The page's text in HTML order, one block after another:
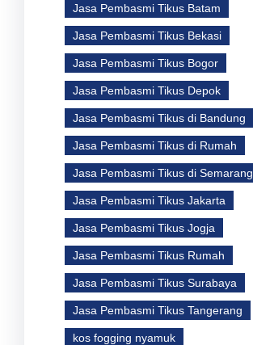
Jasa Pembasmi Tikus Batam
Jasa Pembasmi Tikus Bekasi
Jasa Pembasmi Tikus Bogor
Jasa Pembasmi Tikus Depok
Jasa Pembasmi Tikus di Bandung
Jasa Pembasmi Tikus di Rumah
Jasa Pembasmi Tikus di Semarang
Jasa Pembasmi Tikus Jakarta
Jasa Pembasmi Tikus Jogja
Jasa Pembasmi Tikus Rumah
Jasa Pembasmi Tikus Surabaya
Jasa Pembasmi Tikus Tangerang
kos fogging nyamuk